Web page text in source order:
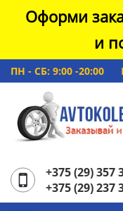
Оформи
и
ПН - СБ: 9:00 -20:00
+375 (29) 357
+375 (29) 237